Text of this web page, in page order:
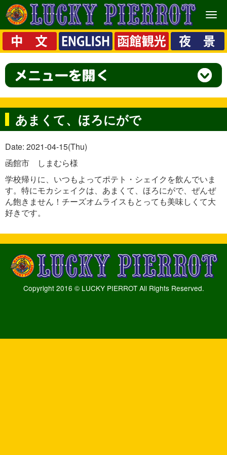
メ
ニ
ュ
ー
あまくて、ほろにがで
Date: 2021-04-15(Thu)
函館市 しまむら様
学校帰りに、いつもよってポテト・シェイクを飲んでいま
す。特にモカシェイクは、あまくて、ほろにがで、ぜんぜ
ん飽きません！チーズオムライスもとっても美味しくて大
好きです。
Copyright 2016 © LUCKY PIERROT All Rights Reserved.